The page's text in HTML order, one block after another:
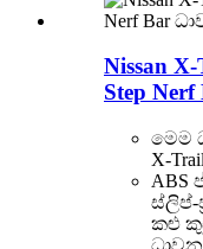
Nissan
Step
මෙම
X-
ස්ලිප්-
කළු